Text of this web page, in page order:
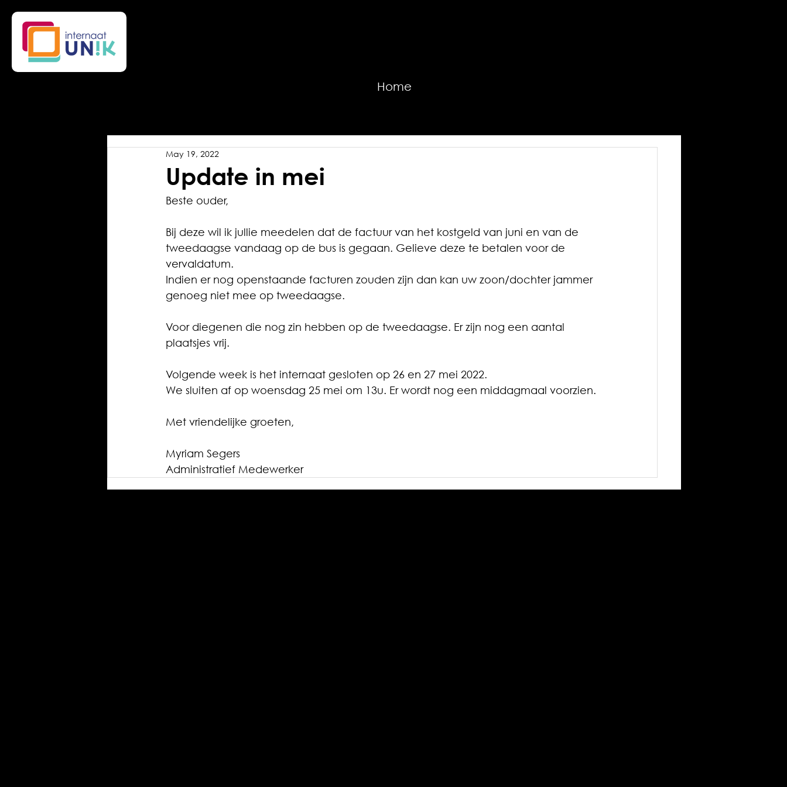
Home
Update in mei
May 19, 2022
Beste ouder,
Bij deze wil ik jullie meedelen dat de factuur van het kostgeld van juni en van de
tweedaagse vandaag op de bus is gegaan. Gelieve deze te betalen voor de
vervaldatum.
Indien er nog openstaande facturen zouden zijn dan kan uw zoon/dochter jammer
genoeg niet mee op tweedaagse.
Voor diegenen die nog zin hebben op de tweedaagse. Er zijn nog een aantal
plaatsjes vrij.
Volgende week is het internaat gesloten op 26 en 27 mei 2022.
We sluiten af op woensdag 25 mei om 13u. Er wordt nog een middagmaal voorzien.
Met vriendelijke groeten,
Myriam Segers
Administratief Medewerker